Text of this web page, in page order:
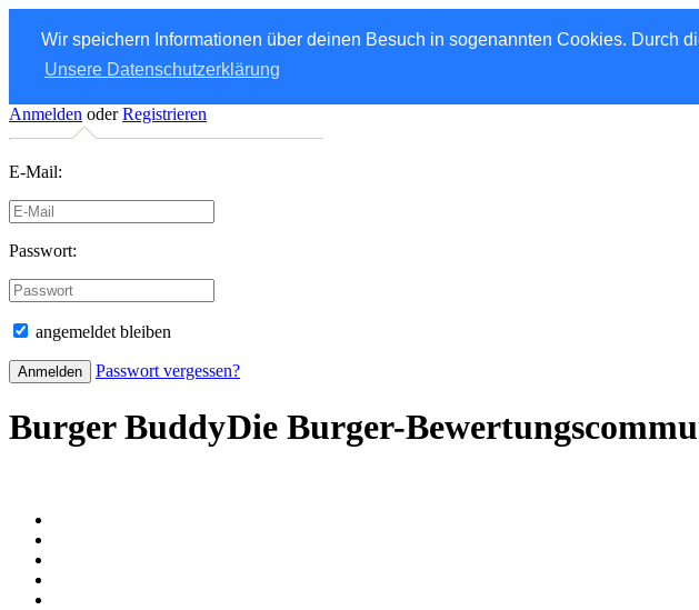
Wir speichern Informationen über deinen Besuch in sogenannten Cookies. Durch
Unsere Datenschutzerklärung
Anmelden oder Registrieren
E-Mail:
Passwort:
angemeldet bleiben
Passwort vergessen?
Burger BuddyDie Burger-